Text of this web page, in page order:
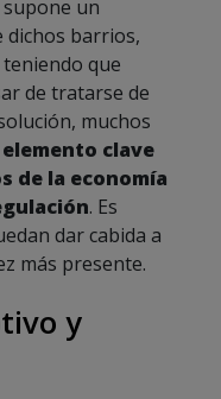
supone un
dichos barrios,
que
de tratarse de
muchos
clave
de la economía
. Es
dar cabida a
más presente.
y